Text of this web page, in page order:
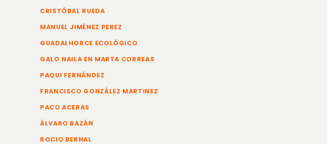
CRISTÓBAL RUEDA
MANUEL JIMÉNEZ PEREZ
GUADALHORCE ECOLÓGICO
GALO NAILA EN MARTA CORREAS
PAQUI FERNÁNDEZ
FRANCISCO GONZÁLEZ MARTINEZ
PACO ACERAS
ÁLVARO BAZÁN
ROCIO BERNAL